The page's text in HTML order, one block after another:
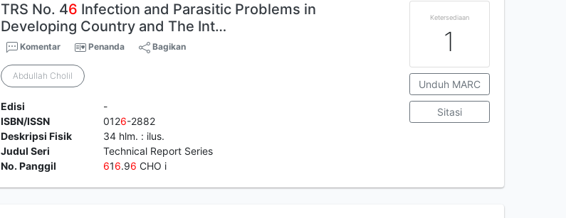
TRS No. 46 Infection and Parasitic Problems in
Developing Country and The Int…
Komentar Penanda Bagikan
Abdullah Cholil
Edisi
-
ISBN/ISSN
0126-2882
Deskripsi Fisik
34 hlm. : ilus.
Judul Seri
Technical Report Series
No. Panggil
616.96 CHO i
Ketersediaan
1
Unduh MARC
Sitasi